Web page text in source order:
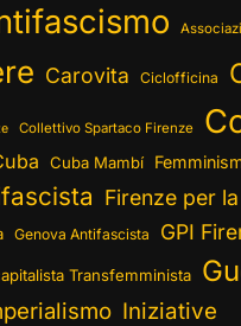
Carovita Ciclofficina
Collettivo Spartaco Firenze
Cuba Mambí
Firenze per
Genova Antifascista GPI
Transfemminista
Iniziative